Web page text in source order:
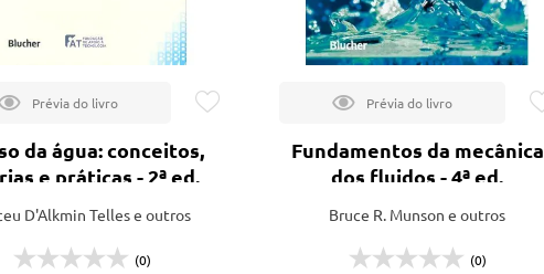
da água: conceitos,
e práticas - 2ª ed.
D'Alkmin Telles e outros
(0)
Fundamentos da mecânica
dos fluidos - 4ª ed.
Bruce R. Munson e outros
(0)